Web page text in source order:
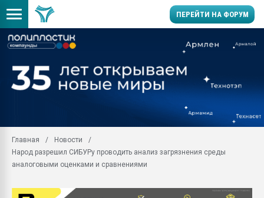
ПЕРЕЙТИ НА ФОРУМ
производство SPC
заводу пластмасс"
Главная
Новости
Народ разрешил СИБУРу проводить анализ загрязнения среды
аналоговыми оценками и сравнениями